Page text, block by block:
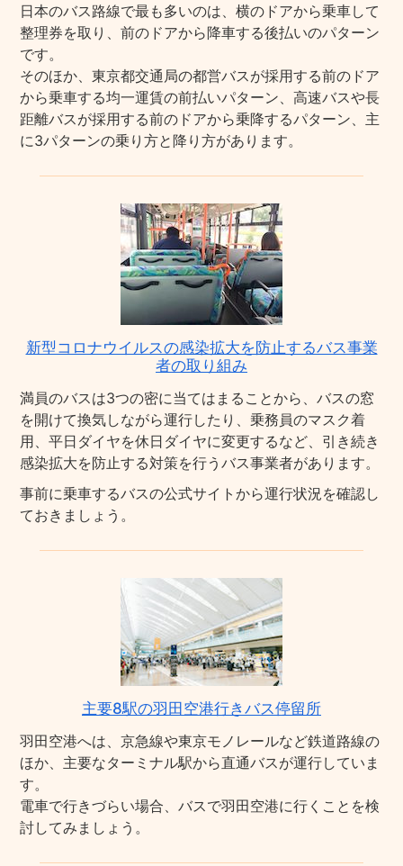
日本のバス路線で最も多いのは、横のドアから乗車して
整理券を取り、前のドアから降車する後払いのパターン
です。
そのほか、東京都交通局の都営バスが採用する前のドア
から乗車する均一運賃の前払いパターン、高速バスや長
距離バスが採用する前のドアから乗降するパターン、主
に3パターンの乗り方と降り方があります。
新型コロナウイルスの感染拡大を防止するバス事業
者の取り組み
満員のバスは3つの密に当てはまることから、バスの窓
を開けて換気しながら運行したり、乗務員のマスク着
用、平日ダイヤを休日ダイヤに変更するなど、引き続き
感染拡大を防止する対策を行うバス事業者があります。
事前に乗車するバスの公式サイトから運行状況を確認し
ておきましょう。
主要8駅の羽田空港行きバス停留所
羽田空港へは、京急線や東京モノレールなど鉄道路線の
ほか、主要なターミナル駅から直通バスが運行していま
す。
電車で行きづらい場合、バスで羽田空港に行くことを検
討してみましょう。